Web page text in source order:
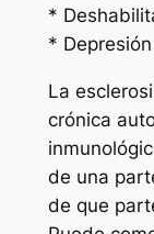
*
* Depresión
La
crónica
de una
de que